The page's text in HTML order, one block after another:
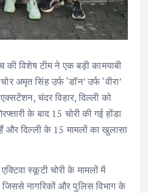
की विशेष टीम ने एक बड़ी कामयाबी
अमृत सिंह उर्फ ‘डॉन’ उर्फ ‘वीरा’
चंदर विहार, दिल्ली को
के बाद 15 चोरी की गई होंडा
और दिल्ली के 15 मामलों का खुलासा
स्कूटी चोरी के मामलों में
नागरिकों और पुलिस विभाग के